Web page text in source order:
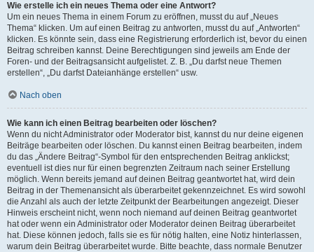
Wie erstelle ich ein neues Thema oder eine Antwort?
Um ein neues Thema in einem Forum zu eröffnen, musst du auf „Neues
Thema“ klicken. Um auf einen Beitrag zu antworten, musst du auf „Antworten“
klicken. Es könnte sein, dass eine Registrierung erforderlich ist, bevor du einen
Beitrag schreiben kannst. Deine Berechtigungen sind jeweils am Ende der
Foren- und der Beitragsansicht aufgelistet. Z. B. „Du darfst neue Themen
erstellen“, „Du darfst Dateianhänge erstellen“ usw.
Nach oben
Wie kann ich einen Beitrag bearbeiten oder löschen?
Wenn du nicht Administrator oder Moderator bist, kannst du nur deine eigenen
Beiträge bearbeiten oder löschen. Du kannst einen Beitrag bearbeiten, indem
du das „Ändere Beitrag“-Symbol für den entsprechenden Beitrag anklickst;
eventuell ist dies nur für einen begrenzten Zeitraum nach seiner Erstellung
möglich. Wenn bereits jemand auf deinen Beitrag geantwortet hat, wird dein
Beitrag in der Themenansicht als überarbeitet gekennzeichnet. Es wird sowohl
die Anzahl als auch der letzte Zeitpunkt der Bearbeitungen angezeigt. Dieser
Hinweis erscheint nicht, wenn noch niemand auf deinen Beitrag geantwortet
hat oder wenn ein Administrator oder Moderator deinen Beitrag überarbeitet
hat. Diese können jedoch, falls sie es für nötig halten, eine Notiz hinterlassen,
warum dein Beitrag überarbeitet wurde. Bitte beachte, dass normale Benutzer